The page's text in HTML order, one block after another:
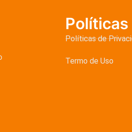
Políticas
Políticas de
Termo de Uso